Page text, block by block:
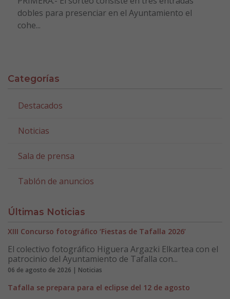
dobles para presenciar en el Ayuntamiento el
cohe...
Categorías
Destacados
Noticias
Sala de prensa
Tablón de anuncios
Últimas Noticias
XIII Concurso fotográfico ‘Fiestas de Tafalla 2026’
El colectivo fotográfico Higuera Argazki Elkartea con el
patrocinio del Ayuntamiento de Tafalla con...
06 de agosto de 2026 | Noticias
Tafalla se prepara para el eclipse del 12 de agosto